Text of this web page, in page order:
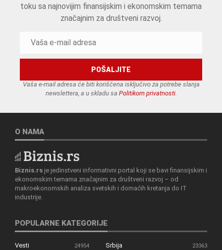
toku sa najnovijim finansijskim i ekonomskim temama
značajnim za društveni razvoj.
Vaša e-mail adresa će biti korišćena isključivo za potrebe slanja
newslettera, a u skladu sa Politikom privatnosti.
O NAMA
Biznis.rs je jedinstveni informativni portal koji se bavi finansijskim i
ekonomskim temama značajnim za društveni razvoj – od
makroekonomskih analiza svetskih i domaćih kretanja do IT
industrije.
POPULARNE KATEGORIJE
Vesti 24954 Srbija 23363